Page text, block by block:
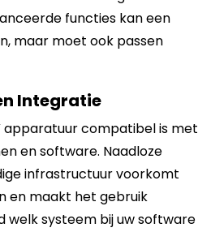
functies kan een
maar moet ook passen
Integratie
apparatuur compatibel is met
en software. Naadloze
infrastructuur voorkomt
en maakt het gebruik
welk systeem bij uw software